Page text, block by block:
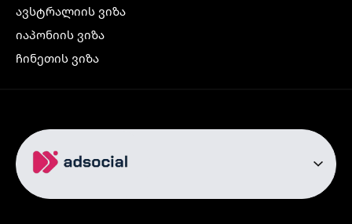
ავსტრალიის ვიზა
იაპონიის ვიზა
ჩინეთის ვიზა
ჩრდილოეთ ირლანდიის ვიზა
რუსეთის ვიზა
ავიაბილეთები